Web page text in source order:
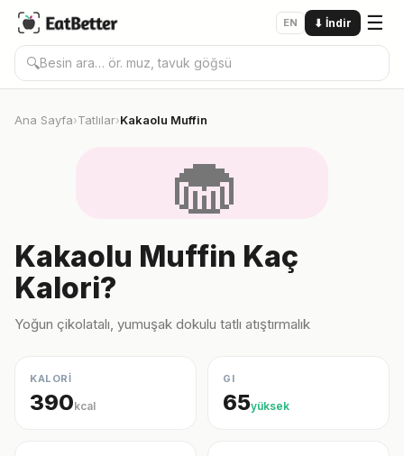
EN ⬇ İndir ☰
🔍
Ana Sayfa›Tatlılar›Kakaolu Muffin
🧁
Kakaolu Muffin Kaç
Kalori?
Yoğun çikolatalı, yumuşak dokulu tatlı atıştırmalık
KALORİ
390kcal
GI
65yüksek